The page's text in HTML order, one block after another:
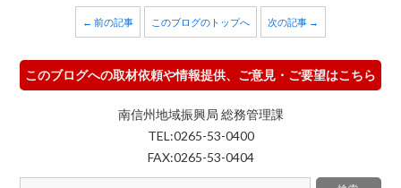
← 前の記事 このブログのトップへ 次の記事 →
このブログへの取材依頼や情報提供、ご意見・ご要望はこちら
南信州地域振興局 総務管理課
TEL:0265-53-0400
FAX:0265-53-0404